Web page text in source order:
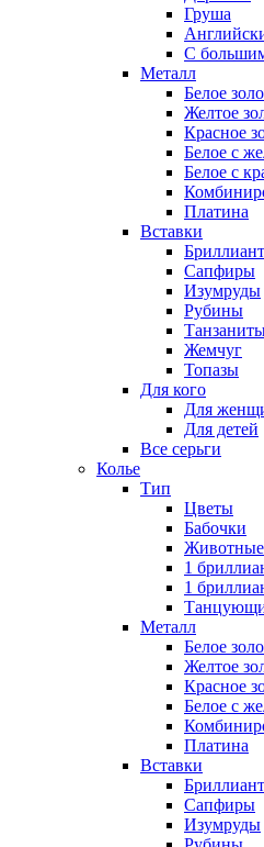
Груша
С
Металл
Белое
Желтое
Красное
Белое с
Белое с
Платина
Вставки
Сапфиры
Изумруды
Рубины
Жемчуг
Топазы
Для кого
Для
Для детей
Все серьги
Колье
Тип
Цветы
Бабочки
Животные
1
1
Металл
Белое
Желтое
Красное
Белое с
Платина
Вставки
Сапфиры
Изумруды